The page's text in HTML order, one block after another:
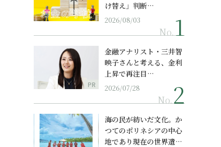
け替え」判断…
2026/08/03
No.
PR
金融アナリスト・三井智
映子さんと考える、金利
上昇で再注目…
2026/07/28
No.
海の民が紡いだ文化。か
つてのポリネシアの中心
地であり現在の世界遺産